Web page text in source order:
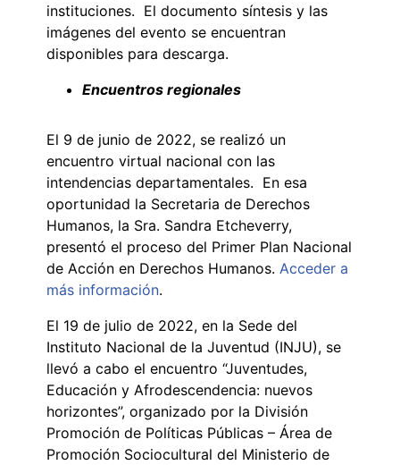
instituciones. El documento síntesis y las
imágenes del evento se encuentran
disponibles para descarga.
Encuentros regionales
El 9 de junio de 2022, se realizó un
encuentro virtual nacional con las
intendencias departamentales. En esa
oportunidad la Secretaria de Derechos
Humanos, la Sra. Sandra Etcheverry,
presentó el proceso del Primer Plan Nacional
de Acción en Derechos Humanos. Acceder a
más información.
El 19 de julio de 2022, en la Sede del
Instituto Nacional de la Juventud (INJU), se
llevó a cabo el encuentro “Juventudes,
Educación y Afrodescendencia: nuevos
horizontes”, organizado por la División
Promoción de Políticas Públicas – Área de
Promoción Sociocultural del Ministerio de